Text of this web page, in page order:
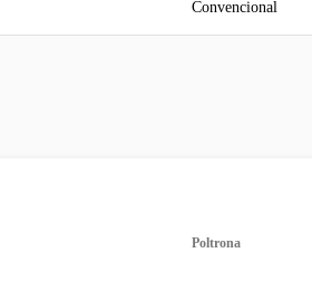
Convencional
Poltrona